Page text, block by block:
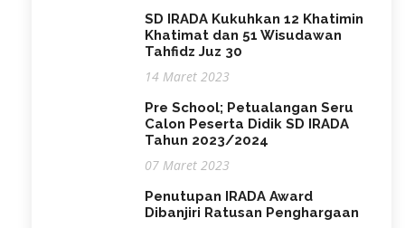
SD IRADA Kukuhkan 12 Khatimin
Khatimat dan 51 Wisudawan
Tahfidz Juz 30
14 Maret 2023
Pre School; Petualangan Seru
Calon Peserta Didik SD IRADA
Tahun 2023/2024
07 Maret 2023
Penutupan IRADA Award
Dibanjiri Ratusan Penghargaan